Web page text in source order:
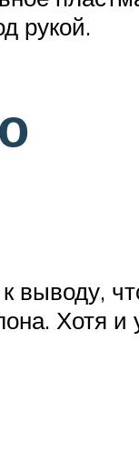
рукой.
выводу,
Хотя и